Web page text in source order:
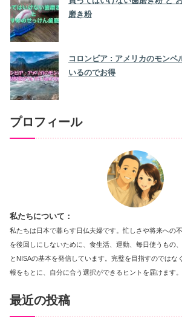
磨き粉
コロンビア : アメリカのモンベ
いるのでお得
プロフィール
私たちについて：
私たちは日本で暮らす日仏夫婦です。忙しさや将来への
を後回しにしないために、食生活、運動、毎日使うもの
とNISAの基本を発信しています。完璧を目指すのではな
報をもとに、自分に合う選択ができるヒントを届けます。
最近の投稿